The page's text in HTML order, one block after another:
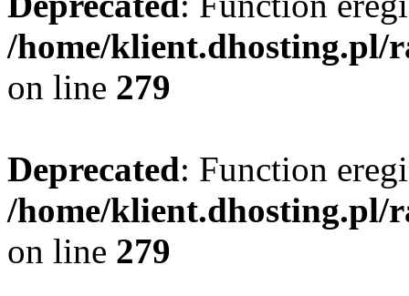
/home/klient.dhosting.pl/
on line 279
Deprecated: Function
/home/klient.dhosting.pl/
on line 279